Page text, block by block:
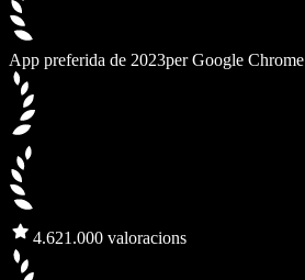
App preferida de 2023per Google Chrome
4.621.000 valoracions